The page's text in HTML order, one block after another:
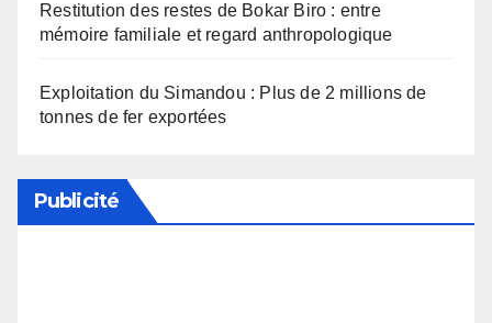
Restitution des restes de Bokar Biro : entre
mémoire familiale et regard anthropologique
Exploitation du Simandou : Plus de 2 millions de
tonnes de fer exportées
Publicité